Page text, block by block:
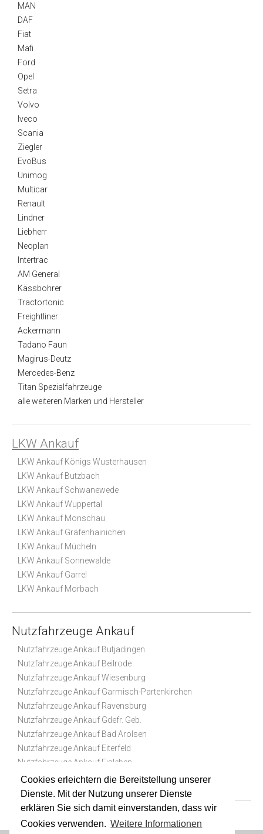
Cookies erleichtern die Bereitstellung unserer
Dienste. Mit der Nutzung unserer Dienste
erklären Sie sich damit einverstanden, dass wir
Cookies verwenden. Weitere Informationen
MAN
DAF
Fiat
Mafi
Ford
Opel
Setra
Volvo
Iveco
Scania
Ziegler
EvoBus
Unimog
Multicar
Renault
Lindner
Liebherr
Neoplan
Intertrac
AM General
Kässbohrer
Tractortonic
Freightliner
Ackermann
Tadano Faun
Magirus-Deutz
Mercedes-Benz
Titan Spezialfahrzeuge
alle weiteren Marken und Hersteller
LKW Ankauf
LKW Ankauf Königs Wusterhausen
LKW Ankauf Butzbach
LKW Ankauf Schwanewede
LKW Ankauf Wuppertal
LKW Ankauf Monschau
LKW Ankauf Gräfenhainichen
LKW Ankauf Mücheln
LKW Ankauf Sonnewalde
LKW Ankauf Garrel
LKW Ankauf Morbach
Nutzfahrzeuge Ankauf
Nutzfahrzeuge Ankauf Butjadingen
Nutzfahrzeuge Ankauf Beilrode
Nutzfahrzeuge Ankauf Wiesenburg
Nutzfahrzeuge Ankauf Garmisch-Partenkirchen
Nutzfahrzeuge Ankauf Ravensburg
Nutzfahrzeuge Ankauf Gdefr. Geb.
Nutzfahrzeuge Ankauf Bad Arolsen
Nutzfahrzeuge Ankauf Eiterfeld
Nutzfahrzeuge Ankauf Eisleben
Nutzfahrzeuge Ankauf Schermbeck